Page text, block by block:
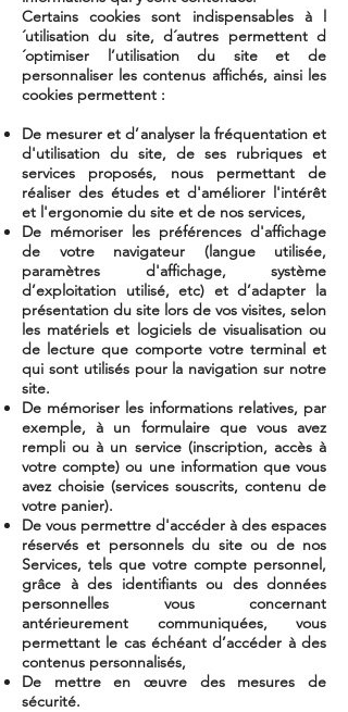
Certains cookies sont indispensables à l
´utilisation du site, d´autres permettent d
´optimiser l’utilisation du site et de
personnaliser les contenus affichés, ainsi les
cookies permettent :
De mesurer et d’analyser la fréquentation et
d'utilisation du site, de ses rubriques et
services proposés, nous permettant de
réaliser des études et d'améliorer l'intérêt
et l'ergonomie du site et de nos services,
De mémoriser les préférences d'affichage
de votre navigateur (langue utilisée,
paramètres d'affichage, système
d’exploitation utilisé, etc) et d’adapter la
présentation du site lors de vos visites, selon
les matériels et logiciels de visualisation ou
de lecture que comporte votre terminal et
qui sont utilisés pour la navigation sur notre
site.
De mémoriser les informations relatives, par
exemple, à un formulaire que vous avez
rempli ou à un service (inscription, accès à
votre compte) ou une information que vous
avez choisie (services souscrits, contenu de
votre panier).
De vous permettre d'accéder à des espaces
réservés et personnels du site ou de nos
Services, tels que votre compte personnel,
grâce à des identifiants ou des données
personnelles vous concernant
antérieurement communiquées, vous
permettant le cas échéant d’accéder à des
contenus personnalisés,
De mettre en œuvre des mesures de
sécurité.